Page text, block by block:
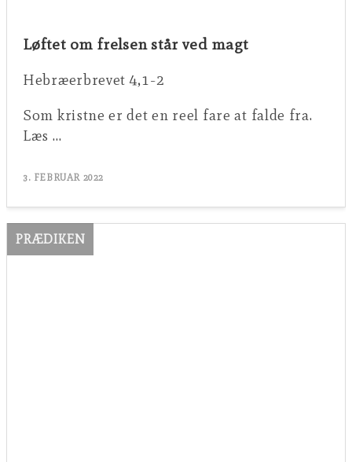
Løftet om frelsen står ved magt
Hebræerbrevet 4,1-2
Som kristne er det en reel fare at falde fra.
Læs …
3. FEBRUAR 2022
PRÆDIKEN